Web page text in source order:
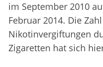
im September 2010
Februar 2014. Die
Nikotinvergiftungen
Zigaretten hat sich